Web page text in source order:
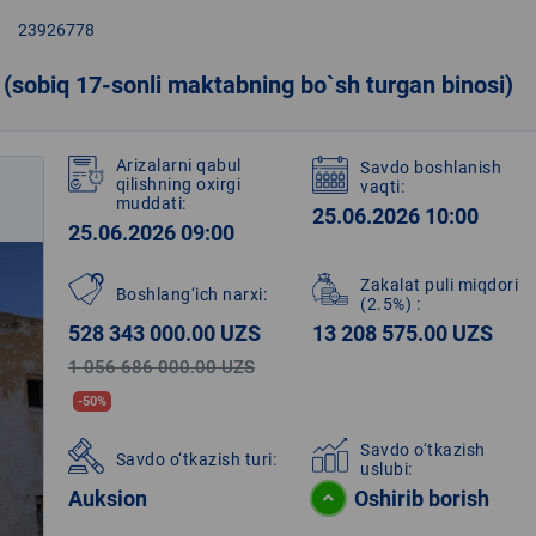
23926778
17-sonli maktabning bo`sh turgan binosi)
Arizalarni qabul
qilishning oxirgi
muddati:
25.06.2026 09:00
Savdo boshlanish
vaqti:
25.06.2026 10:00
Boshlang‘ich narxi:
528 343 000.00 UZS
1 056 686 000.00 UZS
-50%
Zakalat puli miqdori
(2.5%) :
13 208 575.00 UZS
Savdo o‘tkazish turi:
Auksion
Savdo o‘tkazish
uslubi:
Oshirib borish